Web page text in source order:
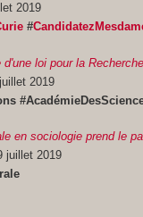
2019
#
loi pour la Recherche
2019
en sociologie prend le
juillet 2019